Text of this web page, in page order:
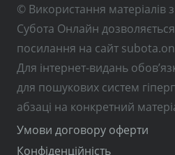
© Використання матеріалів
Субота Онлайн
посилання на сайт
Для інтернет-видань
для пошукових систем
абзаці на конкретний
Умови договору оферти
Конфіденційність